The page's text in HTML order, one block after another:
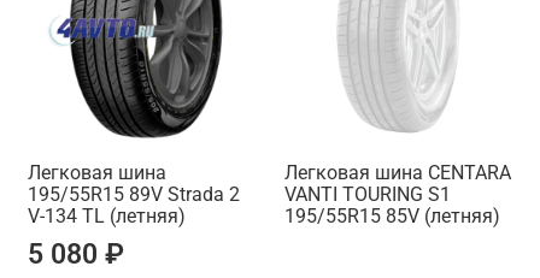
Легковая шина
195/55R15 89V Strada 2
V-134 TL (летняя)
5 080 ₽
Легковая шина CENTARA
VANTI TOURING S1
195/55R15 85V (летняя)